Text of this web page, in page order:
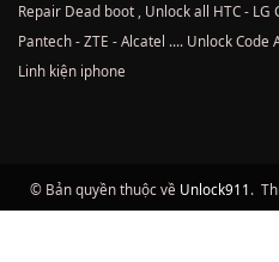
Repair Dead boot , Unlock all HTC - LG
Pantech - ZTE - Alcatel .... Unlock
Linh kiện iphone
© Bản quyền thuộc về Unlock911.